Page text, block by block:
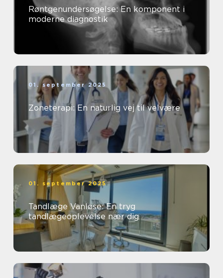
Røntgenundersøgelse: En komponent i
moderne diagnostik
01. september 2025
Zoneterapi: En naturlig vej til velvære
01. september 2025
Tandlæge Vanløse: En tryg
tandlægeoplevelse nær dig